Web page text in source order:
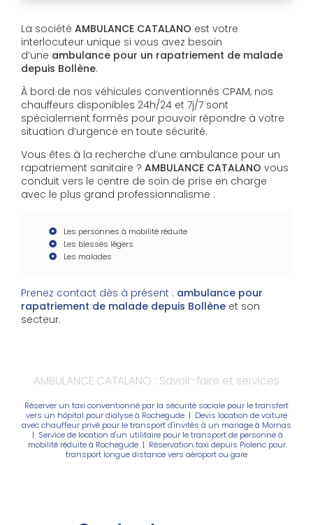
La société AMBULANCE CATALANO est votre
interlocuteur unique si vous avez besoin
d’une ambulance pour un rapatriement de malade
depuis Bollène.
À bord de nos véhicules conventionnés CPAM, nos
chauffeurs disponibles 24h/24 et 7j/7 sont
spécialement formés pour pouvoir répondre à votre
situation d’urgence en toute sécurité.
Vous êtes à la recherche d’une ambulance pour un
rapatriement sanitaire ? AMBULANCE CATALANO vous
conduit vers le centre de soin de prise en charge
avec le plus grand professionnalisme :
Les personnes à mobilité réduite
Les blessés légers
Les malades
Prenez contact dès à présent : ambulance pour
rapatriement de malade depuis Bollène et son
secteur.
AMBULANCE CATALANO : Savoir-faire et services
Réserver un taxi conventionné par la sécurité sociale pour le transfert
vers un hôpital pour dialyse à Rochegude | Devis location de voiture
avec chauffeur privé pour le transport d'invités à un mariage à Mornas
| Service de location d'un utilitaire pour le transport de personne à
mobilité réduite à Rochegude| Réservation taxi depuis Piolenc pour
transport longue distance vers aéroport ou gare